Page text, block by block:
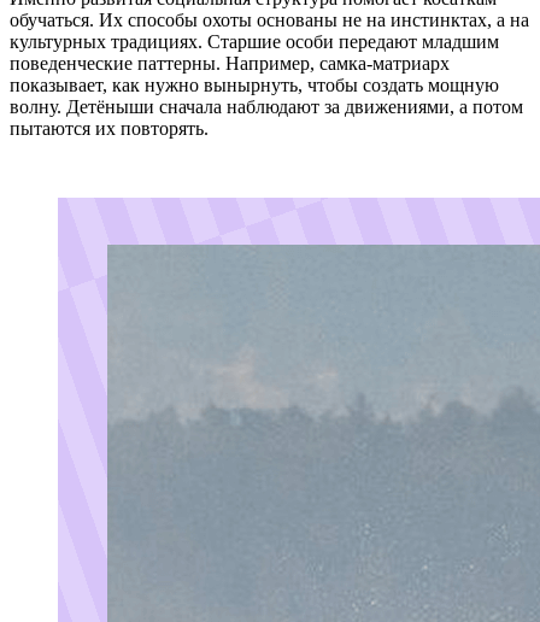
обучаться. Их способы охоты основаны не на инстинктах, а на
культурных традициях. Старшие особи передают младшим
поведенческие паттерны. Например, самка-матриарх
показывает, как нужно вынырнуть, чтобы создать мощную
волну. Детёныши сначала наблюдают за движениями, а потом
пытаются их повторять.